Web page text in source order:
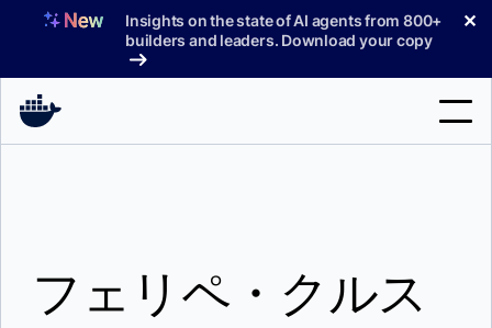
へ
Insights on the state of AI agents from 800+
builders and leaders. Download your copy
✕
料金プラン
フェリペ・クルス